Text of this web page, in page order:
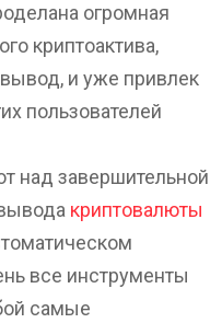
огромная
криптоактива,
и уже привлек
пользователей
над завершительной
криптовалюты
все инструменты
самые